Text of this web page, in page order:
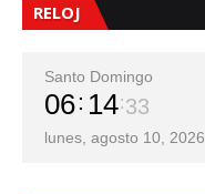
RELOJ
Santo Domingo
06 14 34
lunes, agosto 10, 2026